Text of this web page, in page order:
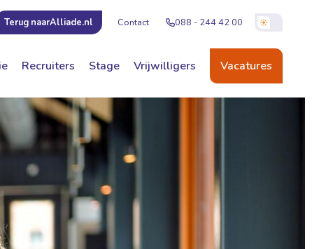
Terug naarAlliade.nl Contact 088 - 244 42 00
Recruiters Stage Vrijwilligers Vacatures